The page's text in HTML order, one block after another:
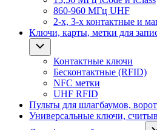
860-960 МГц UHF
2-х, 3-х контактные и
Ключи, карты, метки для
Контактные ключи
Бесконтактные (RFID)
NFC метки
UHF RFID
Пульты для шлагбаумов, ворот
Универсальные ключи,